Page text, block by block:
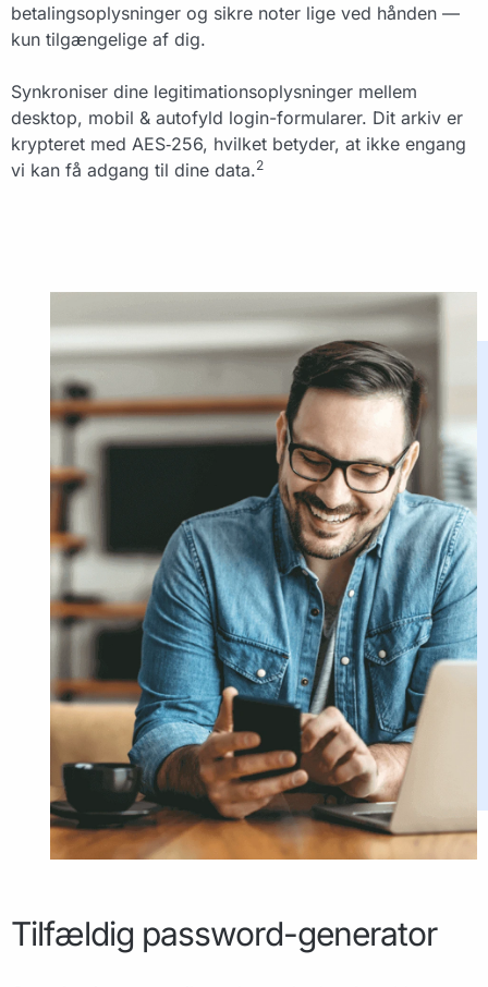
betalingsoplysninger og sikre noter lige ved hånden —
kun tilgængelige af dig.
Synkroniser dine legitimationsoplysninger mellem
desktop, mobil & autofyld login-formularer. Dit arkiv er
krypteret med AES‑256, hvilket betyder, at ikke engang
vi kan få adgang til dine data.2
Tilfældig password-generator